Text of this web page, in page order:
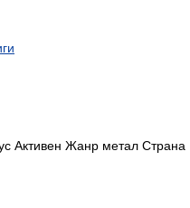
Активен Жанр метал Страна